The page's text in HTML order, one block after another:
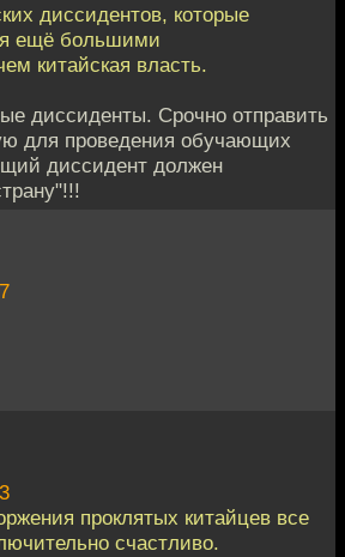
диссидентов, которые
ещё большими
китайская власть.
диссиденты. Срочно отправить
для проведения обучающих
диссидент должен
проклятых китайцев все
счастливо.